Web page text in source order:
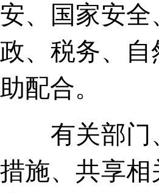
安、国家安
政、税务、
助配合。
有关部门、
措施、共享